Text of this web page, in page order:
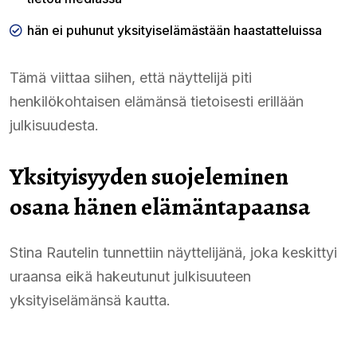
hän ei puhunut yksityiselämästään haastatteluissa
Tämä viittaa siihen, että näyttelijä piti
henkilökohtaisen elämänsä tietoisesti erillään
julkisuudesta.
Yksityisyyden suojeleminen
osana hänen elämäntapaansa
Stina Rautelin tunnettiin näyttelijänä, joka keskittyi
uraansa eikä hakeutunut julkisuuteen
yksityiselämänsä kautta.